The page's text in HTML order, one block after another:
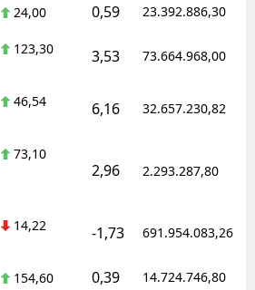
24,00 0,59 23.392.886,30
123,30 3,53 73.664.968,00
46,54 6,16 32.657.230,82
73,10
2,96 2.293.287,80
14,22 -1,73 691.954.083,26
154,60 0,39 14.724.746,80